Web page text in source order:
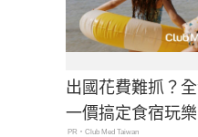
出國花費難抓？
一價搞定食宿玩
PR・Club Med Taiwan